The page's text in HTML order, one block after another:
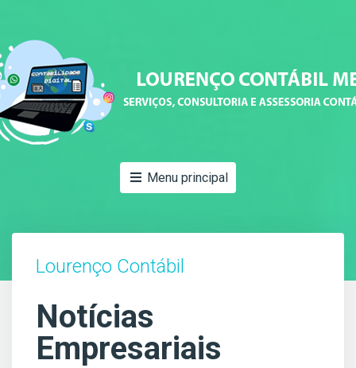
Menu principal
Lourenço Contábil
Notícias
Empresariais